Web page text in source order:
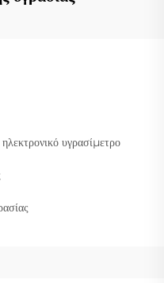
ηλεκτρονικό υγρασίμετρο